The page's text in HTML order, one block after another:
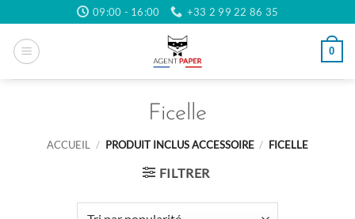
au
contenu
09:00 - 16:00 +33 2 99 22 86 35
0
Ficelle
ACCUEIL / PRODUIT INCLUS ACCESSOIRE / FICELLE
FILTRER